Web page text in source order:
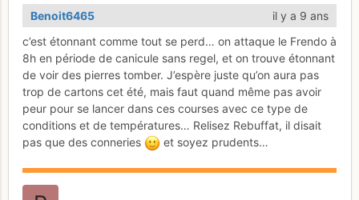
Benoit6465
il y a 9 ans
c’est étonnant comme tout se perd… on attaque le Frendo à
8h en période de canicule sans regel, et on trouve étonnant
de voir des pierres tomber. J’espère juste qu’on aura pas
trop de cartons cet été, mais faut quand même pas avoir
peur pour se lancer dans ces courses avec ce type de
conditions et de températures… Relisez Rebuffat, il disait
pas que des conneries
et soyez prudents…